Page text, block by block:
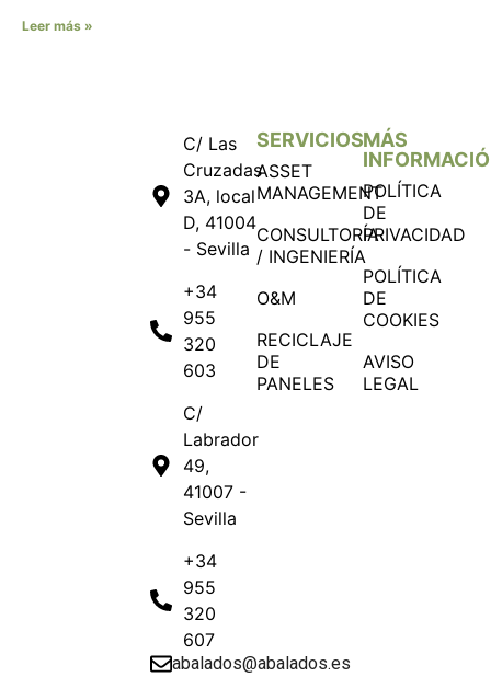
Leer más »
C/ Las
Cruzadas
3A, local
D, 41004
- Sevilla
+34
955
320
603
C/
Labrador
49,
41007 -
Sevilla
+34
955
320
607
abalados@abalados.es
SERVICIOS
ASSET
MANAGEMENT
CONSULTORÍA
/ INGENIERÍA
O&M
RECICLAJE
DE
PANELES
MÁS
POLÍTICA
DE
PRIVACIDAD
POLÍTICA
DE
COOKIES
AVISO
LEGAL